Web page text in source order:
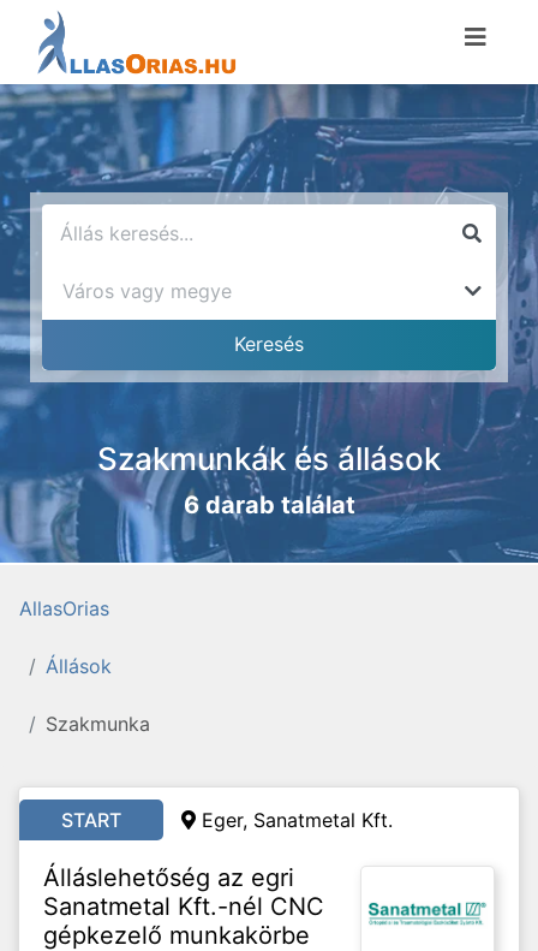
Szakmunkák és állások
6 darab találat
AllasOrias
Állások
Szakmunka
START Eger, Sanatmetal Kft.
Álláslehetőség az egri
Sanatmetal Kft.-nél CNC
gépkezelő munkakörbe